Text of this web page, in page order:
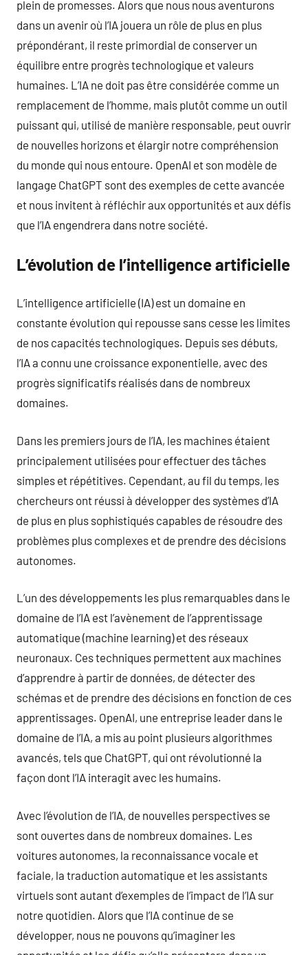
plein de promesses. Alors que nous nous aventurons
dans un avenir où l’IA jouera un rôle de plus en plus
prépondérant, il reste primordial de conserver un
équilibre entre progrès technologique et valeurs
humaines. L’IA ne doit pas être considérée comme un
remplacement de l’homme, mais plutôt comme un outil
puissant qui, utilisé de manière responsable, peut ouvrir
de nouvelles horizons et élargir notre compréhension
du monde qui nous entoure. OpenAI et son modèle de
langage ChatGPT sont des exemples de cette avancée
et nous invitent à réfléchir aux opportunités et aux défis
que l’IA engendrera dans notre société.
L’évolution de l’intelligence artificielle
L’intelligence artificielle (IA) est un domaine en
constante évolution qui repousse sans cesse les limites
de nos capacités technologiques. Depuis ses débuts,
l’IA a connu une croissance exponentielle, avec des
progrès significatifs réalisés dans de nombreux
domaines.
Dans les premiers jours de l’IA, les machines étaient
principalement utilisées pour effectuer des tâches
simples et répétitives. Cependant, au fil du temps, les
chercheurs ont réussi à développer des systèmes d’IA
de plus en plus sophistiqués capables de résoudre des
problèmes plus complexes et de prendre des décisions
autonomes.
L’un des développements les plus remarquables dans le
domaine de l’IA est l’avènement de l’apprentissage
automatique (machine learning) et des réseaux
neuronaux. Ces techniques permettent aux machines
d’apprendre à partir de données, de détecter des
schémas et de prendre des décisions en fonction de ces
apprentissages. OpenAI, une entreprise leader dans le
domaine de l’IA, a mis au point plusieurs algorithmes
avancés, tels que ChatGPT, qui ont révolutionné la
façon dont l’IA interagit avec les humains.
Avec l’évolution de l’IA, de nouvelles perspectives se
sont ouvertes dans de nombreux domaines. Les
voitures autonomes, la reconnaissance vocale et
faciale, la traduction automatique et les assistants
virtuels sont autant d’exemples de l’impact de l’IA sur
notre quotidien. Alors que l’IA continue de se
développer, nous ne pouvons qu’imaginer les